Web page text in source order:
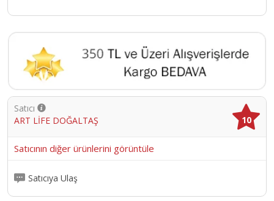
Satıcı
ART LİFE DOĞALTAŞ
10
Satıcının diğer ürünlerini görüntüle
Satıcıya Ulaş